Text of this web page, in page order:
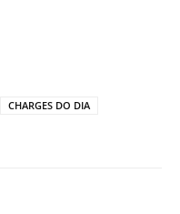
CHARGES DO DIA